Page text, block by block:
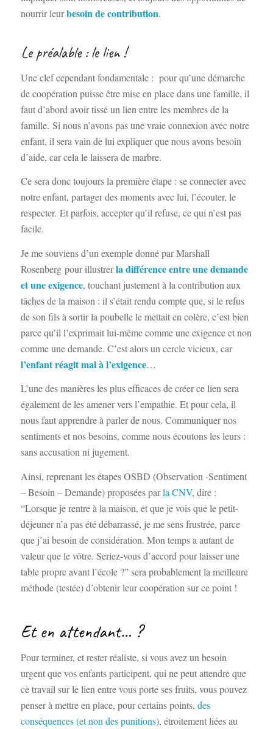
nourrir leurbesoin de contribution.
Le préalable : le lien !
Une clef cependant fondamentale : pour qu’une démarche
de coopération puisse être mise en place dans une famille, il
faut d’abord avoir tissé un lien entre les membres de la
famille. Si nous n’avons pas une vraie connexion avec notre
enfant, il sera vain de lui expliquer que nous avons besoin
d’aide, car cela le laissera de marbre.
Ce sera donc toujours la première étape : se connecter avec
notre enfant, partager des moments avec lui, l’écouter, le
respecter. Et parfois, accepter qu’il refuse, ce qui n’est pas
facile.
Je me souviens d’un exemple donné par Marshall
Rosenberg pour illustrerla différence entre une demande
et une exigence, touchant justement à la contribution aux
tâches de la maison : il s’était rendu compte que, si le refus
de son fils à sortir la poubelle le mettait en colère, c’est bien
parce qu’il l’exprimait lui-même comme une exigence et non
comme une demande. C’est alors un cercle vicieux, car
l’enfant réagit mal à l’exigence…
L’une des manières les plus efficaces de créer ce lien sera
également de les amener vers l’empathie. Et pour cela, il
nous faut apprendre à parler de nous. Communiquer nos
sentiments et nos besoins, comme nous écoutons les leurs :
sans accusation ni jugement.
Ainsi, reprenant les étapes OSBD (Observation -Sentiment
– Besoin – Demande) proposées parla CNV, dire :
“Lorsque je rentre à la maison, et que je vois que le petit-
déjeuner n’a pas été débarrassé, je me sens frustrée, parce
que j’ai besoin de considération. Mon temps a autant de
valeur que le vôtre. Seriez-vous d’accord pour laisser une
table propre avant l’école ?” sera probablement la meilleure
méthode (testée) d’obtenir leur coopération sur ce point !
Et en attendant… ?
Pour terminer, et rester réaliste, si vous avez un besoin
urgent que vos enfants participent, qui ne peut attendre que
ce travail sur le lien entre vous porte ses fruits, vous pouvez
penser à mettre en place, pour certains points, des
conséquences (et non des punitions), étroitement liées au